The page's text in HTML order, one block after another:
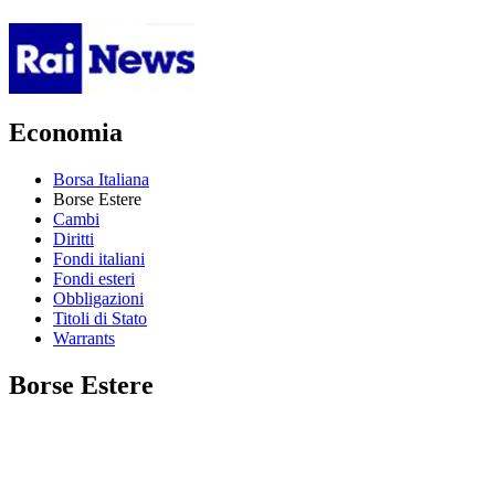
Economia
Borsa Italiana
Borse Estere
Cambi
Diritti
Fondi italiani
Fondi esteri
Obbligazioni
Titoli di Stato
Warrants
Borse Estere